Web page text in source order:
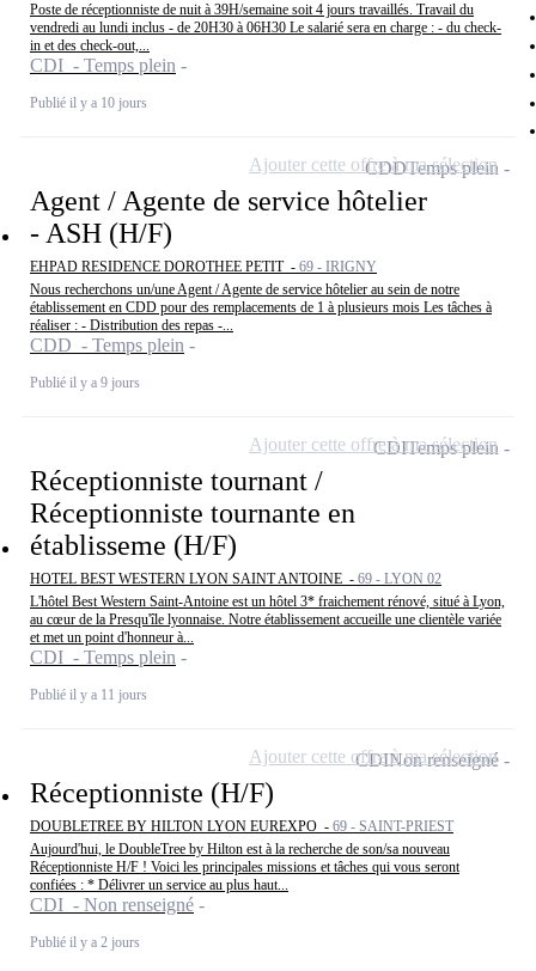
Poste de réceptionniste de nuit à 39H/semaine soit 4 jours travaillés. Travail du
vendredi au lundi inclus - de 20H30 à 06H30 Le salarié sera en charge : - du check-
in et des check-out,...
CDI - Temps plein
Publié il y a 10 jours
Agent / Agente de service hôtelier
- ASH (H/F)
EHPAD RESIDENCE DOROTHEE PETIT - 69 - IRIGNY
Nous recherchons un/une Agent / Agente de service hôtelier au sein de notre
établissement en CDD pour des remplacements de 1 à plusieurs mois Les tâches à
réaliser : - Distribution des repas -...
CDD - Temps plein
Publié il y a 9 jours
CDDTemps plein
Ajouter cette offre à ma sélection
Réceptionniste tournant /
Réceptionniste tournante en
établisseme (H/F)
HOTEL BEST WESTERN LYON SAINT ANTOINE - 69 - LYON 02
L'hôtel Best Western Saint-Antoine est un hôtel 3* fraichement rénové, situé à Lyon,
au cœur de la Presqu'île lyonnaise. Notre établissement accueille une clientèle variée
et met un point d'honneur à...
CDI - Temps plein
Publié il y a 11 jours
CDITemps plein
Ajouter cette offre à ma sélection
Réceptionniste (H/F)
DOUBLETREE BY HILTON LYON EUREXPO - 69 - SAINT-PRIEST
Aujourd'hui, le DoubleTree by Hilton est à la recherche de son/sa nouveau
Réceptionniste H/F ! Voici les principales missions et tâches qui vous seront
confiées : * Délivrer un service au plus haut...
CDI - Non renseigné
Publié il y a 2 jours
CDINon renseigné
Ajouter cette offre à ma sélection